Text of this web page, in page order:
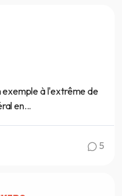
exemple à l'extrême de
en...
5